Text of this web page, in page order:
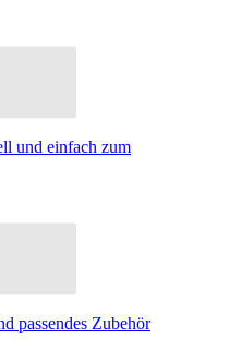
und einfach zum
passendes Zubehör